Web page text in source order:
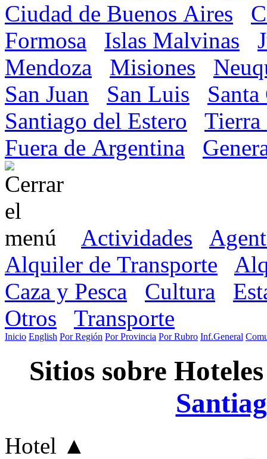
Ciudad de Buenos Aires
Formosa
Islas Malvinas
Mendoza
Misiones
San Juan
San Luis
Santiago del Estero
Tierra
Fuera de Argentina
Actividades
Alquiler de Transporte
Caza y Pesca
Cultura
Otros
Transporte
Inicio English Por Región Por Provincia Por Rubro Inf.General
Sitios sobre
Hotel ▲